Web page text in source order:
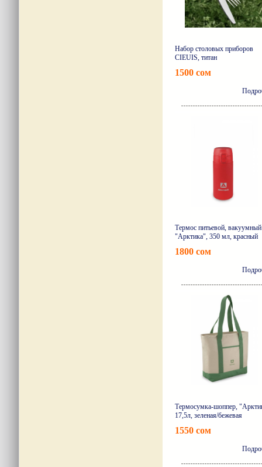
Набор столовых приборов
CIEUIS, титан
1500 сом
Термос питьевой, вакуумный
"Арктика", 350 мл, красный
1800 сом
Термосумка-шоппер,
17,5л, зеленая/бежевая
1550 сом